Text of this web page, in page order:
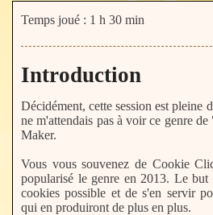
Communauté
Se connecter
S'inscrire
Temps joué : 1 h 30 min
Introduction
Décidément, cette session est pleine
ne m'attendais pas à voir ce genre
Maker.
Vous vous souvenez de Cookie
popularisé le genre en 2013. Le but
cookies possible et de s'en servir
qui en produiront de plus en plus.